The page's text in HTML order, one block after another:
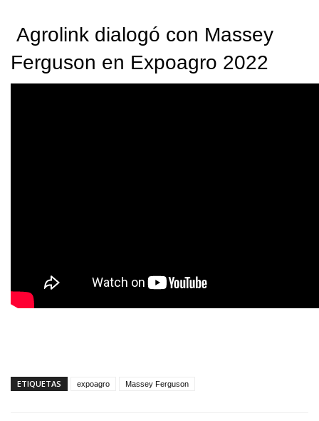
Agrolink dialogó con Massey
Ferguson en Expoagro 2022
ETIQUETAS expoagro Massey Ferguson